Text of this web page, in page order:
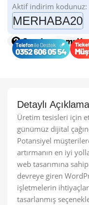
Aktif indirim kodunuz:
MERHABA20
Detaylı
Üretim tesisleri için
günümüz dijital
Potansiyel
artırmanın en iyi
web tasarımına
devreye giren
işletmelerin
tasarlanmış